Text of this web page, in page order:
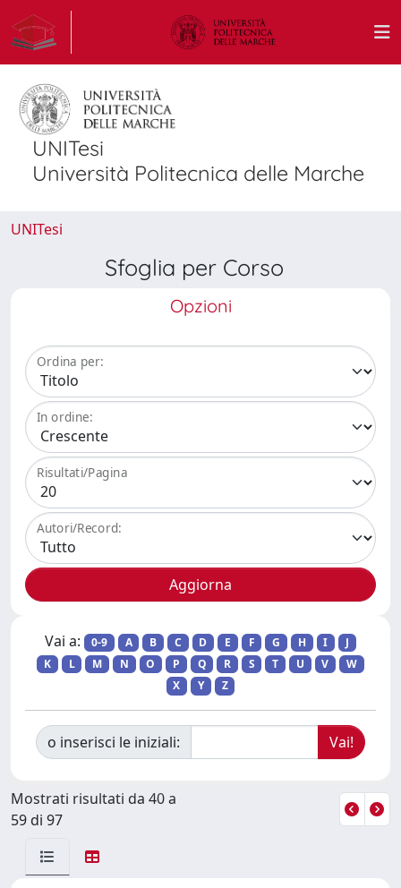
UNITesi
Università Politecnica delle Marche
UNITesi
Sfoglia per Corso
Opzioni
Ordina per:
In ordine:
Risultati/Pagina
Autori/Record:
Vai a: 0-9 A B C D E F G H I
J
K
L M N O P Q R S T U V
W
X
Y Z
o inserisci le iniziali:
Mostrati risultati da 40 a
59 di 97